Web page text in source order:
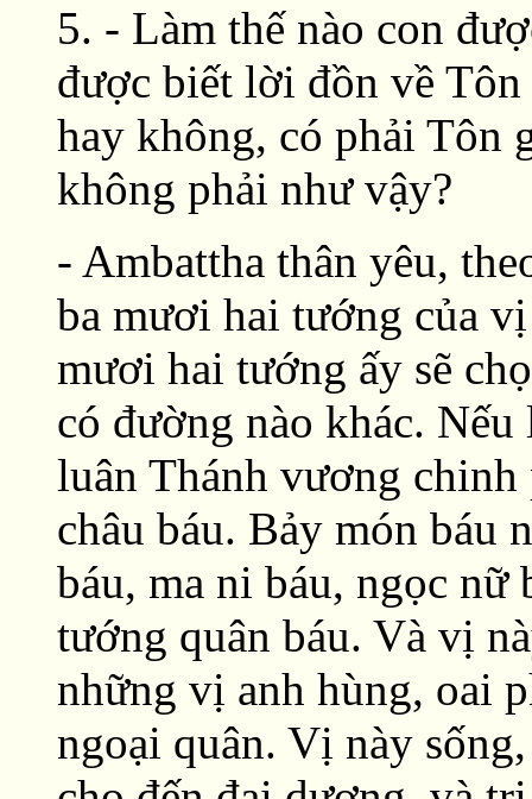
5. - Làm thế nào con
được biết lời đồn về
hay không, có phải Tôn
không phải như vậy?
- Ambattha thân yêu,
ba mươi hai tướng của
mươi hai tướng ấy sẽ
có đường nào khác.
luân Thánh vương
châu báu. Bảy món báu
báu, ma ni báu, ngọc nữ
tướng quân báu. Và vị
những vị anh hùng, oai
ngoại quân. Vị này